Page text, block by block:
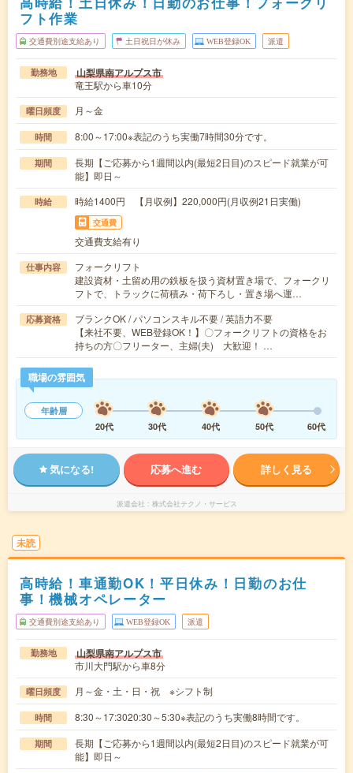
フト作業
交通費別途支給あり 土日祝日が休み WEB登録OK 派遣
勤務地 山梨県南アルプス市
竜王駅から車10分
曜日頻度 月～金
時間 8:00～17:00※表記のうち実働7時間30分です。
期間
長期【ご応募から1週間以内(最短2日目)のスピード就業が可
能】即日～
時給 時給1400円 【月収例】220,000円(月収例21日実働)
交通費
交通費支給有り
仕事内容
フォークリフト
建設資材・土留め用の鉄板を扱う資材置き場で、フォークリ
フトで、トラックに荷積み・荷下ろし・置き場へ運…
応募資格
ブランクOK / パソコンスキル不要 / 英語力不要
【来社不要、WEB登録OK！】〇フォークリフトの資格をお
持ちの方〇フリーター、主婦(夫) 大歓迎！ …
職場の雰囲気
年齢層
20代
30代 40代 50代 60代
気になる! 応募へ進む 詳しく見る
派遣会社 株式会社テクノ・サービス
未読
高時給！車通勤OK！平日休み！日勤のお仕
事！機械オペレーター
交通費別途支給あり WEB登録OK 派遣
勤務地 山梨県南アルプス市
市川大門駅から車8分
曜日頻度 月～金・土・日・祝 ※シフト制
時間 8:30～17:3020:30～5:30※表記のうち実働8時間です。
期間
長期【ご応募から1週間以内(最短2日目)のスピード就業が可
能】即日～